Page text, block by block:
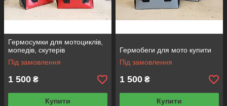
Гермосумки для мотоциклів,
мопедів, скутерів
Під замовлення
1 500 ₴
Купити
Гермобеги для мото купити
Під замовлення
1 500 ₴
Купити